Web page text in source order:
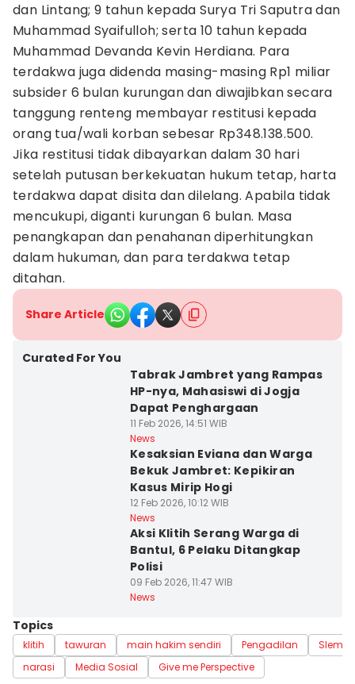
dan Lintang; 9 tahun kepada Surya Tri Saputra dan
Muhammad Syaifulloh; serta 10 tahun kepada
Muhammad Devanda Kevin Herdiana. Para
terdakwa juga didenda masing-masing Rp1 miliar
subsider 6 bulan kurungan dan diwajibkan secara
tanggung renteng membayar restitusi kepada
orang tua/wali korban sebesar Rp348.138.500.
Jika restitusi tidak dibayarkan dalam 30 hari
setelah putusan berkekuatan hukum tetap, harta
terdakwa dapat disita dan dilelang. Apabila tidak
mencukupi, diganti kurungan 6 bulan. Masa
penangkapan dan penahanan diperhitungkan
dalam hukuman, dan para terdakwa tetap
ditahan.
Share Article
Curated For You
Tabrak Jambret yang Rampas
HP-nya, Mahasiswi di Jogja
Dapat Penghargaan
11 Feb 2026, 14:51 WIB
News
Kesaksian Eviana dan Warga
Bekuk Jambret: Kepikiran
Kasus Mirip Hogi
12 Feb 2026, 10:12 WIB
News
Aksi Klitih Serang Warga di
Bantul, 6 Pelaku Ditangkap
Polisi
09 Feb 2026, 11:47 WIB
News
Topics
klitih tawuran main hakim sendiri Pengadilan
narasi
Media Sosial Give me Perspective